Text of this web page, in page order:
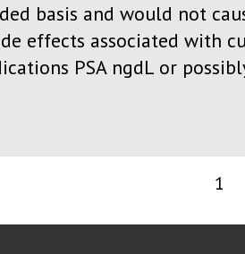
basis and would not
effects associated with
PSA ngdL or
1